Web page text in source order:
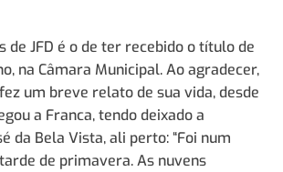
de JFD é o de ter recebido o título de
na Câmara Municipal. Ao agradecer,
um breve relato de sua vida, desde
a Franca, tendo deixado a
da Bela Vista, ali perto: “Foi num
de primavera. As nuvens